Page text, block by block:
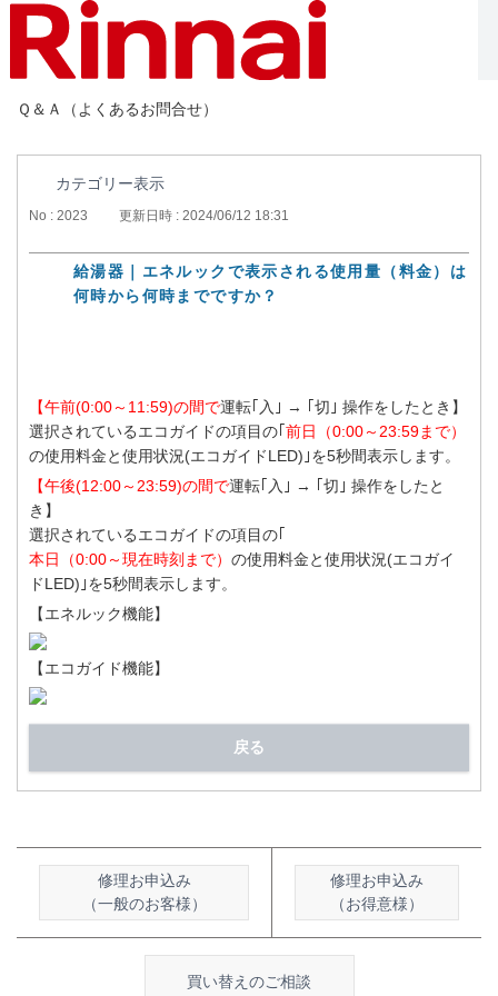
Ｑ＆Ａ（よくあるお問合せ）
カテゴリー表示
No : 2023 更新日時 : 2024/06/12 18:31
給湯器｜エネルックで表示される使用量（料金）は
何時から何時までですか？
【午前(0:00～11:59)の間で運転｢入｣ → ｢切｣ 操作をしたとき】
選択されているエコガイドの項目の｢ 前日（0:00～23:59まで）
の使用料金と使用状況(エコガイドLED)｣を5秒間表示します。
【午後(12:00～23:59)の間で運転｢入｣ → ｢切｣ 操作をしたと
き】
選択されているエコガイドの項目の｢
本日（0:00～現在時刻まで） の使用料金と使用状況(エコガイ
ドLED)｣を5秒間表示します。
【エネルック機能】
【エコガイド機能】
戻る
修理お申込み
（一般のお客様）
修理お申込み
（お得意様）
買い替えのご相談